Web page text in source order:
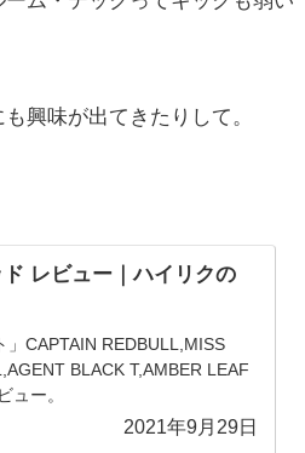
興味が出てきたりして。
レビュー｜ハイリクの
CAPTAIN REDBULL,MISS
BLACK T,AMBER LEAF
ュー。
2021年9月29日